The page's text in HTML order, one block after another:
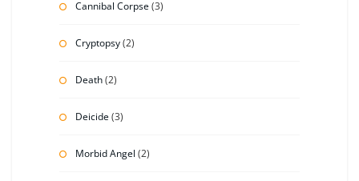
Cannibal Corpse(3)
Cryptopsy(2)
Death(2)
Deicide(3)
Morbid Angel (2)